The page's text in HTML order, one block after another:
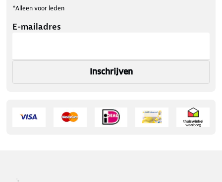
*Alleen voor leden
E-mailadres
Inschrijven